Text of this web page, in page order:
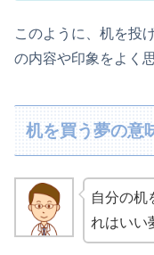
このように、机を投
の内容や印象をよく
机を買う夢の意
自分の机
れはいい